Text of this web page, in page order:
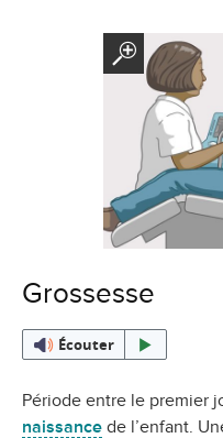
Grossesse
Écouter
Période entre le premier
naissance de l’enfant.